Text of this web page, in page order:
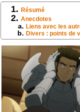
Résumé
Anecdotes
Liens avec les
Divers : points de